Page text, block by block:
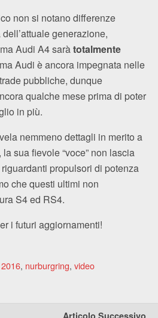
non si notano differenze
generazione,
Audi A4 saràtotalmente
Audi è ancora impegnata nelle
pubbliche, dunque
qualche mese prima di poter
in più.
nemmeno dettagli in merito a
, la sua fievole “voce” non lascia
propulsori di potenza
che questi ultimi non
S4 ed RS4.
i futuri aggiornamenti!
, nurburgring, video
Articolo Successivo